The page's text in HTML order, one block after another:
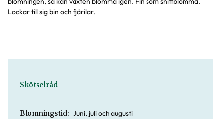
Lockar till sig bin och fjärilar.
Skötselråd
Blomningstid: Juni, juli och augusti